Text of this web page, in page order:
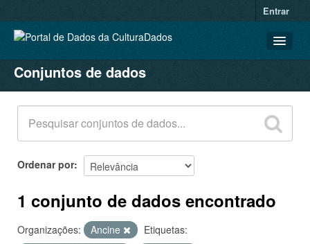
Entrar
CONJUNTOS DE DADOS
ORGANIZAÇÕES
GRUPOS
SOBRE
Conjuntos de dados
Ordenar por
1 conjunto de dados encontrado
Organizações: Ancine
Etiquetas: